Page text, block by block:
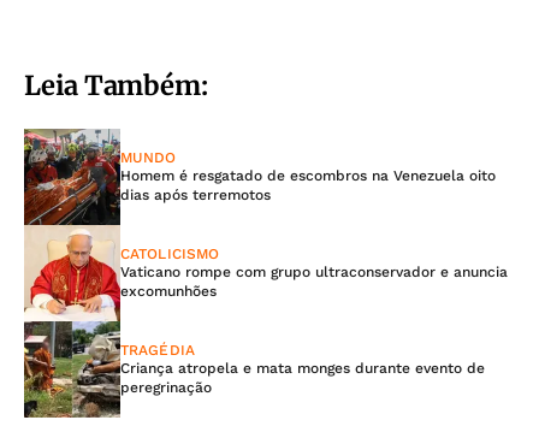
Leia Também:
MUNDO
Homem é resgatado de escombros na Venezuela oito
dias após terremotos
CATOLICISMO
Vaticano rompe com grupo ultraconservador e anuncia
excomunhões
TRAGÉDIA
Criança atropela e mata monges durante evento de
peregrinação